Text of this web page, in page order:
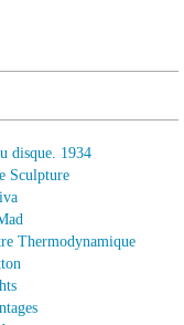
disque. 1934
Sculpture
Thermodynamique